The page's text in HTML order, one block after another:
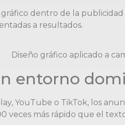
dentro de la
a resultados.
entorno
YouTube o TikTok, los
veces más rápido que el